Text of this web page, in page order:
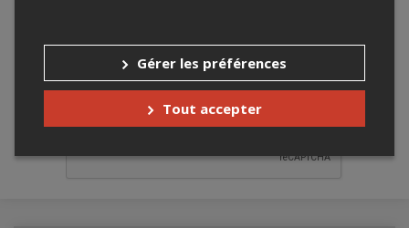
Merci de confirmer que vous n'êtes pas un
robot ci-bas.
Gérer les préférences
Tout accepter